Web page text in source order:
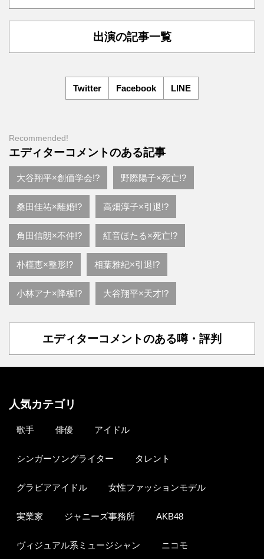
出演の記事一覧
Twitter Facebook LINE
Recommended!
エディターコメントのある記事
大谷翔平×創価学会!? 野際陽子×死亡!?
桑田佳祐×離婚!? 高畑淳子×引退!?
角田信朗×不仲!? 紅音ほたる×死亡!?
朴槿恵×整形!? 相葉雅紀×引退!?
小林アナ×降板!? 大谷翔平×天才!?
エディターコメントのある噂・評判
人気カテゴリ
歌手 俳優 アイドル
シンガーソングライター タレント
グラビアアイドル 女性ファッションモデル
実業家 ジャニーズ事務所 AKB48
ヴィジュアル系ミュージシャン ニコモ